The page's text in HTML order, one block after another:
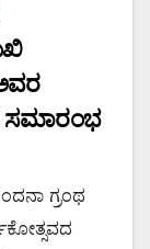
ಸಮಾರಂಭ
ಗ್ರಂಥ